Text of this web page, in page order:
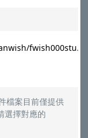
檔案目前僅提供
選擇對應的